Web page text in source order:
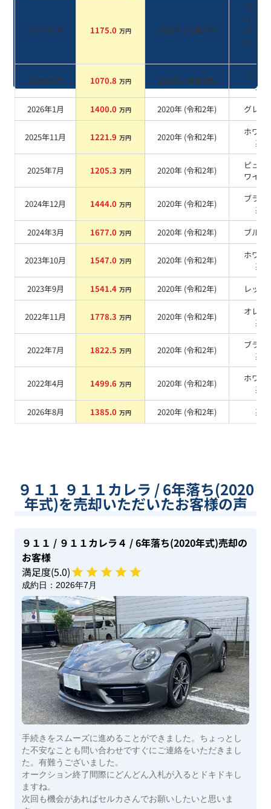
2026年7月 1175.0 万円 2020年 (令和2年)
アベン
ュリン
リーン
タリッ
系
2026年6月 1070.8 万円 2020年 (令和2年)
ブラッ
系
2026年1月
1400.0 万円 2020年 (令和2年) グレー
2025年11月 1221.9 万円 2020年 (令和2年)
ホワイ
系
2025年7月 1205.3 万円 2020年 (令和2年)
ピュア
ワイト
2024年12月 1444.0 万円 2020年 (令和2年)
ブラッ
系
2024年3月
1677.0 万円 2020年 (令和2年) ブルー
2023年10月 1547.0 万円 2020年 (令和2年)
ホワイ
系
2023年9月
1541.4 万円 2020年 (令和2年) レッド
2022年11月 1778.3 万円 2020年 (令和2年)
オレン
系
2022年7月 1822.5 万円 2020年 (令和2年)
ブラッ
系
2022年4月 1499.6 万円 2020年 (令和2年)
ホワイ
系
2026年8月
1385.0 万円 2020年 (令和2年) 系
９１１ ９１１カレラ / 6年落ち(2020
年式)を売却いただいたお客様の声
９１１ / ９１１カレラ４ / 6年落ち(2020年式)売却の
お客様
満足度(5.0)
成約日： 2026年7月
手続きをスムーズに進めることができました。ちょっとし
た不安なことも問い合わせですぐにご連絡をいただきまし
た。有難うございました。
オークション終了間際にどんどん入札が入るとドキドキし
ますね。
次回も機会があればセルカさんでお願いしたいと思いま